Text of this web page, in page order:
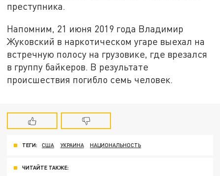
преступника.
Напомним, 21 июня 2019 года Владимир
Жуковский в наркотическом угаре выехал на
встречную полосу на грузовике, где врезался
в группу байкеров. В результате
происшествия погибло семь человек.
ТЕГИ: США УКРАИНА НАЦИОНАЛЬНОСТЬ
ЧИТАЙТЕ ТАКЖЕ: